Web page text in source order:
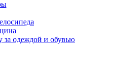
за одеждой и обувью